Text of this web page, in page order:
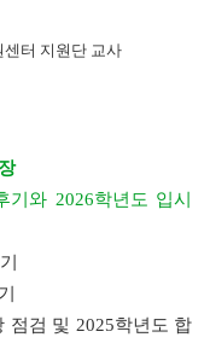
센터 지원단 교사
와 2026학년도 입시
점검 및 2025학년도 합